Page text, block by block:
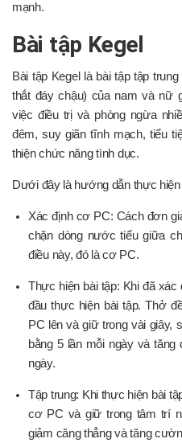
mạnh.
Bài tập Kegel
Bài tập Kegel là bài tập tập
thắt đáy chậu) của nam và nữ
việc điều trị và phòng ngừa
đêm, suy giãn tĩnh mạch, tiểu
thiện chức năng tình dục.
Dưới đây là hướng dẫn thực
Xác định cơ PC: Cách đơn
chặn dòng nước tiểu giữa
điều này, đó là cơ PC.
Thực hiện bài tập: Khi đã
đầu thực hiện bài tập. Thở
PC lên và giữ trong vài giây,
bằng 5 lần mỗi ngày và tăng
ngày.
Tập trung: Khi thực hiện bài
cơ PC và giữ trong tâm trí
giảm căng thẳng và tăng